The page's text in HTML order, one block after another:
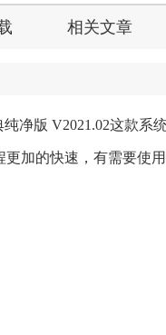
相关文章
净版 V2021.02这款
加的快速，有需要使